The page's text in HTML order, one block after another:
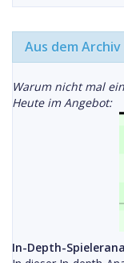
Aus dem Archiv
Warum nicht mal
Heute im Angebot:
In-Depth-